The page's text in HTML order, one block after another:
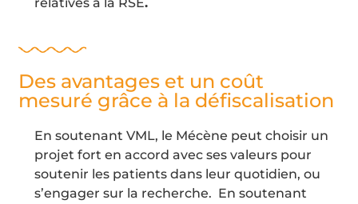
Des avantages et un coût
mesuré grâce à la défiscalisation
En soutenant VML, le Mécène peut choisir un
projet fort en accord avec ses valeurs pour
soutenir les patients dans leur quotidien, ou
s’engager sur la recherche. En soutenant